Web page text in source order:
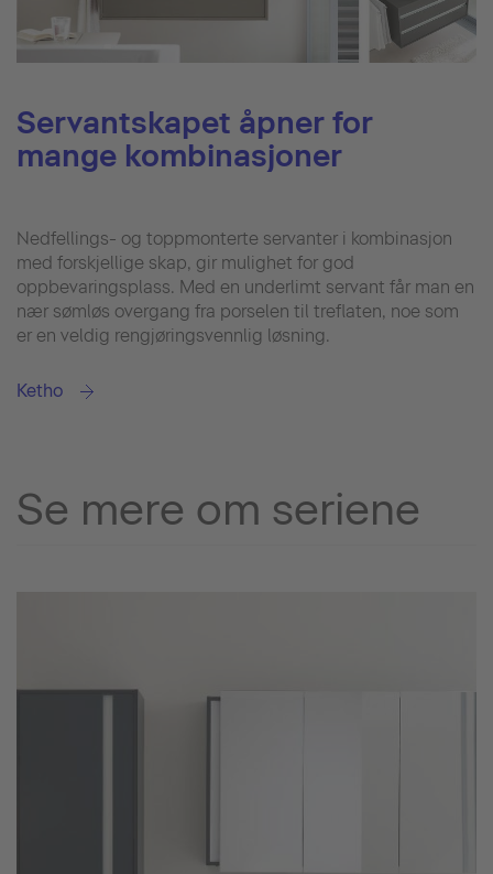
Servantskapet åpner for
mange kombinasjoner
Nedfellings- og toppmonterte servanter i kombinasjon
med forskjellige skap, gir mulighet for god
oppbevaringsplass. Med en underlimt servant får man en
nær sømløs overgang fra porselen til treflaten, noe som
er en veldig rengjøringsvennlig løsning.
Ketho
Se mere om seriene